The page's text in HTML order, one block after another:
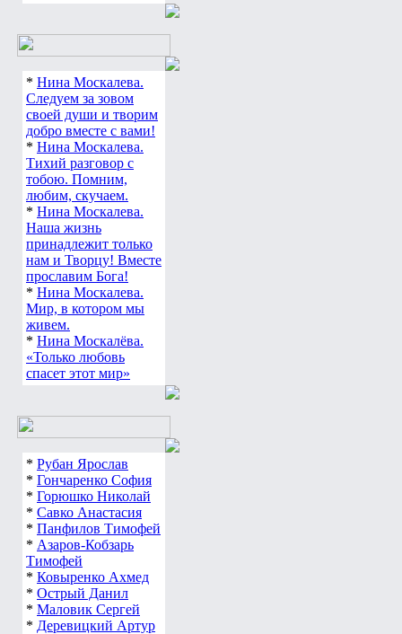
* Нина Москалева.
Следуем за зовом
своей души и творим
добро вместе с вами!
* Нина Москалева.
Тихий разговор с
тобою. Помним,
любим, скучаем.
* Нина Москалева.
Наша жизнь
принадлежит только
нам и Творцу! Вместе
прославим Бога!
* Нина Москалева.
Мир, в котором мы
живем.
* Нина Москалёва.
«Только любовь
спасет этот мир»
* Рубан Ярослав
* Гончаренко София
* Горюшко Николай
* Савко Анастасия
* Панфилов Тимофей
* Азаров-Кобзарь
Тимофей
* Ковыренко Ахмед
* Острый Данил
* Маловик Сергей
* Деревицкий Артур